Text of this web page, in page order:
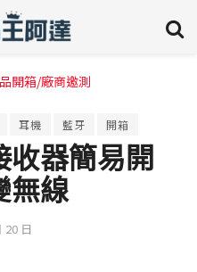
開箱/廠商邀測
耳機 藍牙 開箱
收器簡易開
無線
20 日